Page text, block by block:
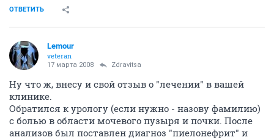
ОТВЕТИТЬ
Lemour
veteran
17 марта 2008 Zdravitsa
Ну что ж, внесу и свой отзыв о "лечении" в вашей
клинике.
Обратился к урологу (если нужно - назову фамилию)
с болью в области мочевого пузыря и почки. После
анализов был поставлен диагноз "пиелонефрит" и